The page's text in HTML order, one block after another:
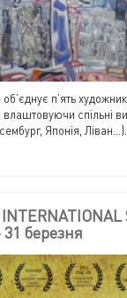
п’ять
спільні
Японія, Ліван...)..
31 березня